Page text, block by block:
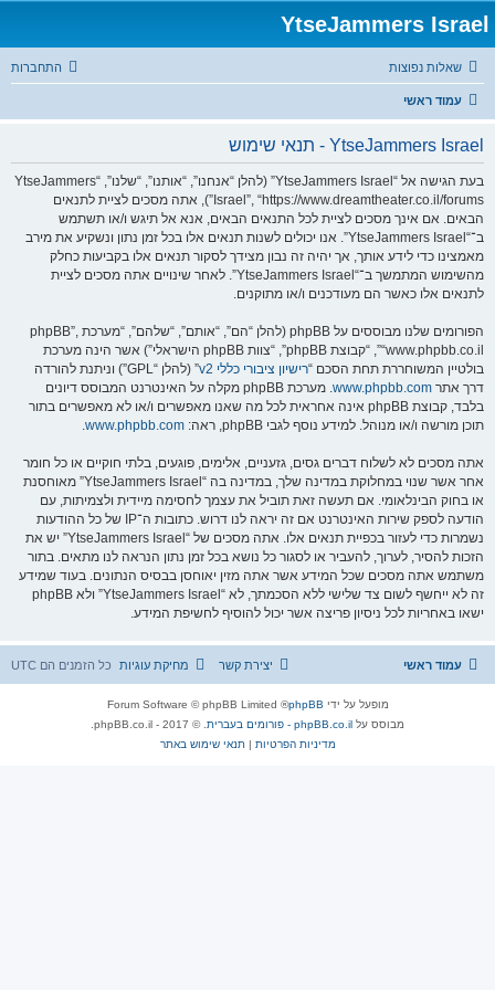
YtseJammers Israel
שאלות נפוצות התחברות
עמוד ראשי
YtseJammers Israel - תנאי שימוש
בעת הגישה אל “YtseJammers Israel” (להלן “אנחנו”, “אותנו”, “שלנו”, “YtseJammers
Israel”, “https://www.dreamtheater.co.il/forums”), אתה מסכים לציית לתנאים
הבאים. אם אינך מסכים לציית לכל התנאים הבאים, אנא אל תיגש ו/או תשתמש
ב־“YtseJammers Israel”. אנו יכולים לשנות תנאים אלו בכל זמן נתון ונשקיע את מירב
מאמצינו כדי לידע אותך, אך יהיה זה נבון מצידך לסקור תנאים אלו בקביעות כחלק
מהשימוש המתמשך ב־“YtseJammers Israel”. לאחר שינויים אתה מסכים לציית
לתנאים אלו כאשר הם מעודכנים ו/או מתוקנים.
הפורומים שלנו מבוססים על phpBB (להלן “הם”, “אותם”, “שלהם”, “מערכת phpBB”,
“www.phpbb.co.il”, “קבוצת phpBB”, “צוות phpBB הישראלי”) אשר הינה מערכת
בולטיין המשוחררת תחת הסכם “רישיון ציבורי כללי v2
” (להלן “GPL”) וניתנת להורדה
דרך אתר www.phpbb.com
. מערכת phpBB מקלה על האינטרנט המבוסס דיונים
בלבד, קבוצת phpBB אינה אחראית לכל מה שאנו מאפשרים ו/או לא מאפשרים בתור
תוכן מורשה ו/או מנוהל. למידע נוסף לגבי phpBB, ראה:
www.phpbb.com
.
אתה מסכים לא לשלוח דברים גסים, גזעניים, אלימים, פוגעים, בלתי חוקיים או כל חומר
אחר אשר שנוי במחלוקת במדינה שלך, במדינה בה “YtseJammers Israel” מאוחסנת
או בחוק הבינלאומי. אם תעשה זאת תוביל את עצמך לחסימה מיידית ולצמיתות, עם
הודעה לספק שירות האינטרנט אם זה יראה לנו דרוש. כתובות ה־IP של כל ההודעות
נשמרות כדי לעזור בכפיית תנאים אלו. אתה מסכים של “YtseJammers Israel” יש את
הזכות להסיר, לערוך, להעביר או לסגור כל נושא בכל זמן נתון הנראה לנו מתאים. בתור
משתמש אתה מסכים שכל המידע אשר אתה מזין יאוחסן בבסיס הנתונים. בעוד שמידע
זה לא ייחשף לשום צד שלישי ללא הסכמתך, לא “YtseJammers Israel” ולא phpBB
ישאו באחריות לכל ניסיון פריצה אשר יכול להוסיף לחשיפת המידע.
עמוד ראשי כל הזמנים הם UTC מחיקת עוגיות יצירת קשר
מופעל על ידי phpBB
® Forum Software © phpBB Limited
מבוסס על phpBB.co.il - פורומים בעברית
. © 2017 - phpBB.co.il.
מדיניות הפרטיות |תנאי שימוש באתר